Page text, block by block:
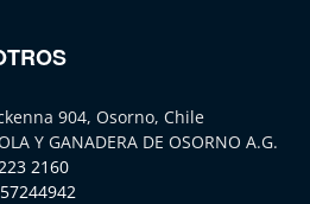
904, Osorno, Chile
Y GANADERA DE OSORNO A.G.
2160